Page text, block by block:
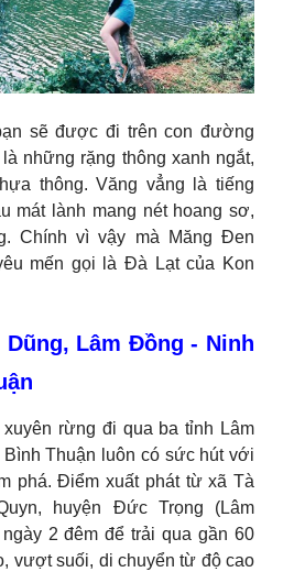
sẽ được đi trên con đường
những rặng thông xanh ngắt,
thông. Văng vẳng là tiếng
mát lành mang nét hoang sơ,
Chính vì vậy mà Măng Đen
mến gọi là Đà Lạt của Kon
Dũng, Lâm Đồng - Ninh
rừng đi qua ba tỉnh Lâm
Thuận luôn có sức hút với
phá. Điểm xuất phát từ xã Tà
huyện Đức Trọng (Lâm
2 đêm để trải qua gần 60
vượt suối, di chuyển từ độ cao